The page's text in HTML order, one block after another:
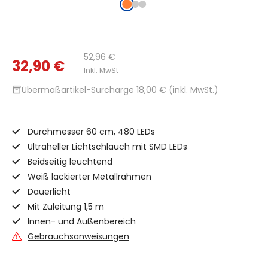
32,90 € 52,96 €
Inkl. MwSt
inventory_2Übermaßartikel-Surcharge 18,00 € (inkl. MwSt.)
Durchmesser 60 cm, 480 LEDs
Ultraheller Lichtschlauch mit SMD LEDs
Beidseitig leuchtend
Weiß lackierter Metallrahmen
Dauerlicht
Mit Zuleitung 1,5 m
Innen- und Außenbereich
Gebrauchsanweisungen